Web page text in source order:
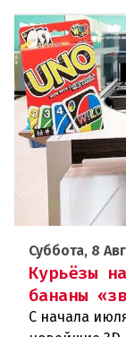
Суббота, 8
Курьёзы
бананы
С начала